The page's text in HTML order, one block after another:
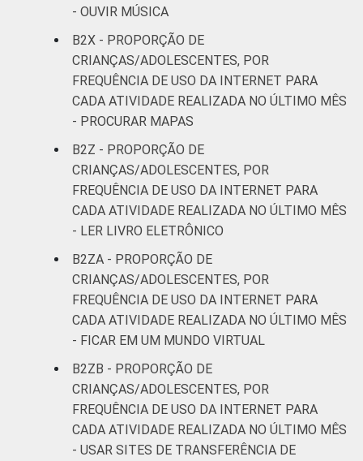
- OUVIR MÚSICA
B2X - PROPORÇÃO DE
CRIANÇAS/ADOLESCENTES, POR
FREQUÊNCIA DE USO DA INTERNET PARA
CADA ATIVIDADE REALIZADA NO ÚLTIMO MÊS
- PROCURAR MAPAS
B2Z - PROPORÇÃO DE
CRIANÇAS/ADOLESCENTES, POR
FREQUÊNCIA DE USO DA INTERNET PARA
CADA ATIVIDADE REALIZADA NO ÚLTIMO MÊS
- LER LIVRO ELETRÔNICO
B2ZA - PROPORÇÃO DE
CRIANÇAS/ADOLESCENTES, POR
FREQUÊNCIA DE USO DA INTERNET PARA
CADA ATIVIDADE REALIZADA NO ÚLTIMO MÊS
- FICAR EM UM MUNDO VIRTUAL
B2ZB - PROPORÇÃO DE
CRIANÇAS/ADOLESCENTES, POR
FREQUÊNCIA DE USO DA INTERNET PARA
CADA ATIVIDADE REALIZADA NO ÚLTIMO MÊS
- USAR SITES DE TRANSFERÊNCIA DE